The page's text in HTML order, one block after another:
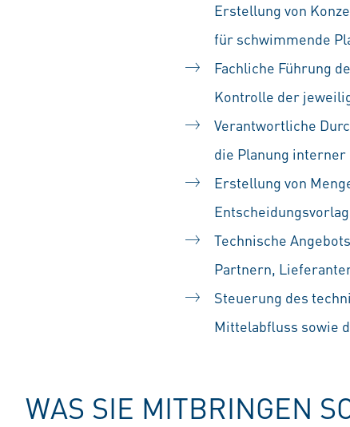
Erstellung von
für schwimmende
Fachliche Führung
Kontrolle der
Verantwortliche
die Planung
Erstellung von
Technische
Partnern,
Steuerung des
Mittelabfluss sowie
WAS SIE MITBRINGEN